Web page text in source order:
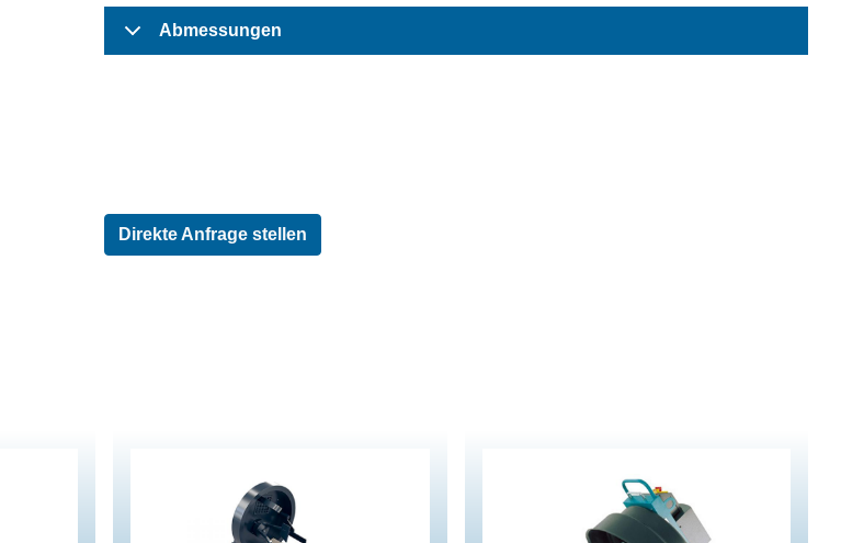
Abmessungen
Direkte Anfrage stellen